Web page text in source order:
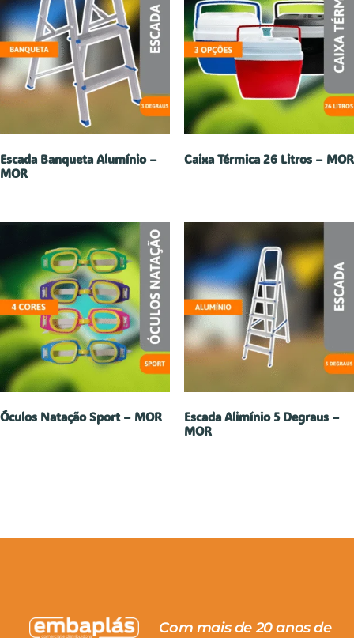
Escada Banqueta Alumínio –
MOR
Caixa Térmica 26 Litros – MOR
Óculos Natação Sport – MOR
Escada Alimínio 5 Degraus –
MOR
Com mais de 20 anos de